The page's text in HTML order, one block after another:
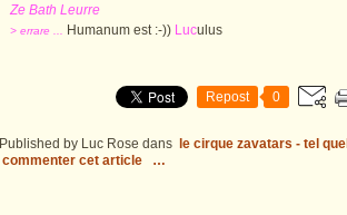
Ze Bath Leurre
> errare ... Humanum est :-)) Luculus
Repost 0
Published by Luc Rose dans
le cirque zavatars - tel quel
commenter cet article
…